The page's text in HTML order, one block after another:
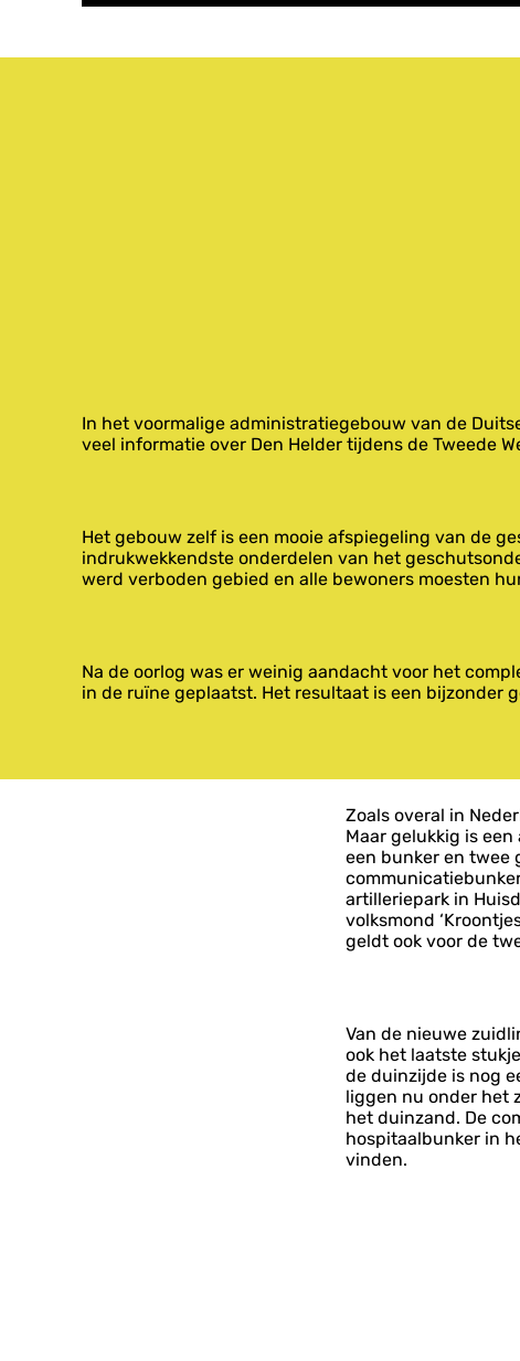
In het voormalige administratiegebouw van de
veel informatie over Den Helder tijdens de Tweede
Het gebouw zelf is een mooie afspiegeling van de
indrukwekkendste onderdelen van het
werd verboden gebied en alle bewoners moesten
Na de oorlog was er weinig aandacht voor het
in de ruïne geplaatst. Het resultaat is een bijzonder
Zoals overal in
Maar gelukkig is
een bunker en twee
artilleriepark in
volksmond
geldt ook voor de
Van de nieuwe
ook het laatste
de duinzijde is nog
liggen nu onder het
het duinzand. De
hospitaalbunker in
vinden.